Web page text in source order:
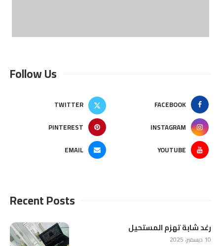
Follow Us
FACEBOOK
TWITTER
INSTAGRAM
PINTEREST
YOUTUBE
EMAIL
Recent Posts
رغد شابة تهزم المستحيل
10 ديسمبر، 2025